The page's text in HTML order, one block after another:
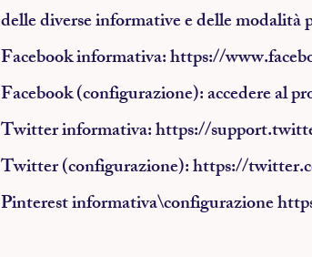
delle diverse informative e delle modalità
Facebook informativa:https://
Facebook (configurazione): accedere al
Twitter informativa:https://
Twitter (configurazione):https://
Pinterest informativa\configurazione